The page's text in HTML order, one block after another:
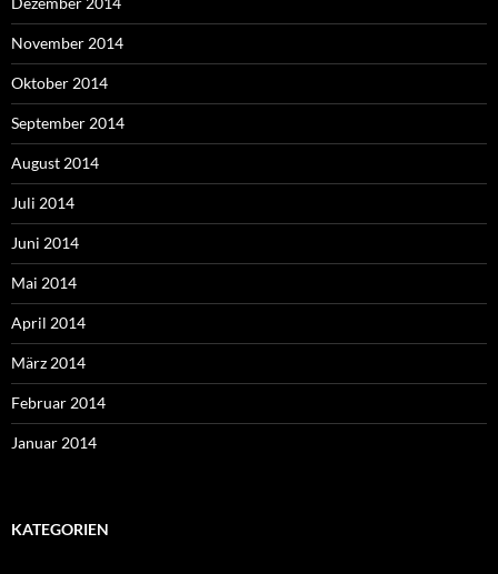
November 2014
Oktober 2014
September 2014
August 2014
Juli 2014
Juni 2014
Mai 2014
April 2014
März 2014
Februar 2014
Januar 2014
KATEGORIEN